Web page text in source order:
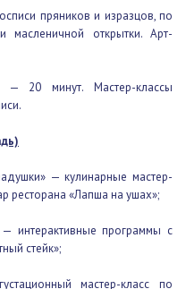
пряников и изразцов,
масленичной открытки. Арт-
— 20 минут. Мастер-классы
оладушки» — кулинарные
повар ресторана «Лапша
программы с